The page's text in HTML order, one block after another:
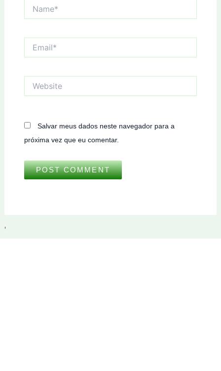
Salvar meus dados neste navegador para a
próxima vez que eu comentar.